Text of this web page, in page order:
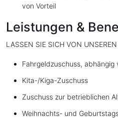
von Vorteil
Leistungen &
LASSEN SIE SICH VON
Fahrgeldzuschuss, abhängig
Kita-/Kiga-Zuschuss
Zuschuss zur betrieblichen
Weihnachts- und